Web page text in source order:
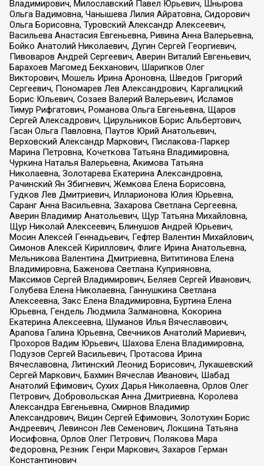
Владимирович, Милославский Павел Юрьевич, Шнырова
Ольга Вадимовна, Чанышева Лилия Айратовна, Сидорович
Ольга Борисовна, Туровский Александр Алексеевич,
Васильева Анастасия Евгеньевна, Ривина Анна Валерьевна,
Бойко Анатолий Николаевич, Дугин Сергей Георгиевич,
Пивоваров Андрей Сергеевич, Аверин Виталий Евгеньевич,
Барахоев Магомед Бекханович, Шарипков Олег
Викторович, Мошель Ирина Ароновна, Шведов Григорий
Сергеевич, Пономарев Лев Александрович, Каргалицкий
Борис Юльевич, Созаев Валерий Валерьевич, Исламов
Тимур Рифгатович, Романова Ольга Евгеньевна, Щаров
Сергей Алексадрович, Цирульников Борис Альбертович,
Гасан Ольга Павловна, Паутов Юрий Анатольевич,
Верховский Александр Маркович, Пислакова-Паркер
Марина Петровна, Кочеткова Татьяна Владимировна,
Чуркина Наталья Валерьевна, Акимова Татьяна
Николаевна, Золотарева Екатерина Александровна,
Рачинский Ян Збигневич, Жемкова Елена Борисовна,
Гудков Лев Дмитриевич, Илларионова Юлия Юрьевна,
Саранг Анна Васильевна, Захарова Светлана Сергеевна,
Аверин Владимир Анатольевич, Щур Татьяна Михайловна,
Щур Николай Алексеевич, Блинушов Андрей Юрьевич,
Мосин Алексей Геннадьевич, Гефтер Валентин Михайлович,
Симонов Алексей Кириллович, Флиге Ирина Анатольевна,
Мельникова Валентина Дмитриевна, Вититинова Елена
Владимировна, Баженова Светлана Куприяновна,
Максимов Сергей Владимирович, Беляев Сергей Иванович,
Голубева Елена Николаевна, Ганнушкина Светлана
Алексеевна, Закс Елена Владимировна, Буртина Елена
Юрьевна, Гендель Людмила Залмановна, Кокорина
Екатерина Алексеевна, Шуманов Илья Вячеславович,
Арапова Галина Юрьевна, Свечников Анатолий Мариевич,
Прохоров Вадим Юрьевич, Шахова Елена Владимировна,
Подузов Сергей Васильевич, Протасова Ирина
Вячеславовна, Литинский Леонид Борисович, Лукашевский
Сергей Маркович, Бахмин Вячеслав Иванович, Шабад
Анатолий Ефимович, Сухих Дарья Николаевна, Орлов Олег
Петрович, Добровольская Анна Дмитриевна, Королева
Александра Евгеньевна, Смирнов Владимир
Александрович, Вицин Сергей Ефимович, Золотухин Борис
Андреевич, Левинсон Лев Семенович, Локшина Татьяна
Иосифовна, Орлов Олег Петрович, Полякова Мара
Федоровна, Резник Генри Маркович, Захаров Герман
Константинович